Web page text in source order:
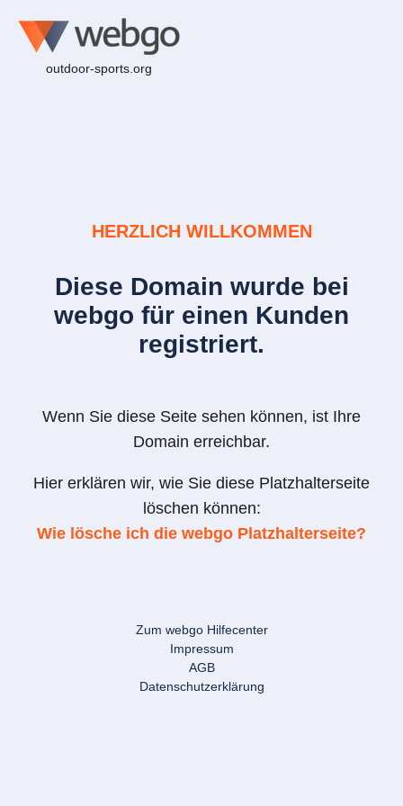
outdoor-sports.org
HERZLICH WILLKOMMEN
Diese Domain wurde bei
webgo für einen Kunden
registriert.
Wenn Sie diese Seite sehen können, ist Ihre
Domain erreichbar.
Hier erklären wir, wie Sie diese Platzhalterseite
löschen können:
Wie lösche ich die webgo Platzhalterseite?
Zum webgo Hilfecenter
Impressum
AGB
Datenschutzerklärung